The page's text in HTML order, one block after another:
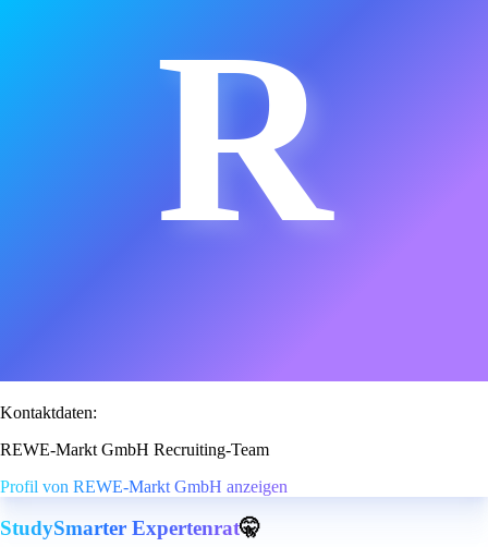
R
Kontaktdaten:
REWE-Markt GmbH Recruiting-Team
Profil von REWE-Markt GmbH anzeigen
StudySmarter Expertenrat🤫